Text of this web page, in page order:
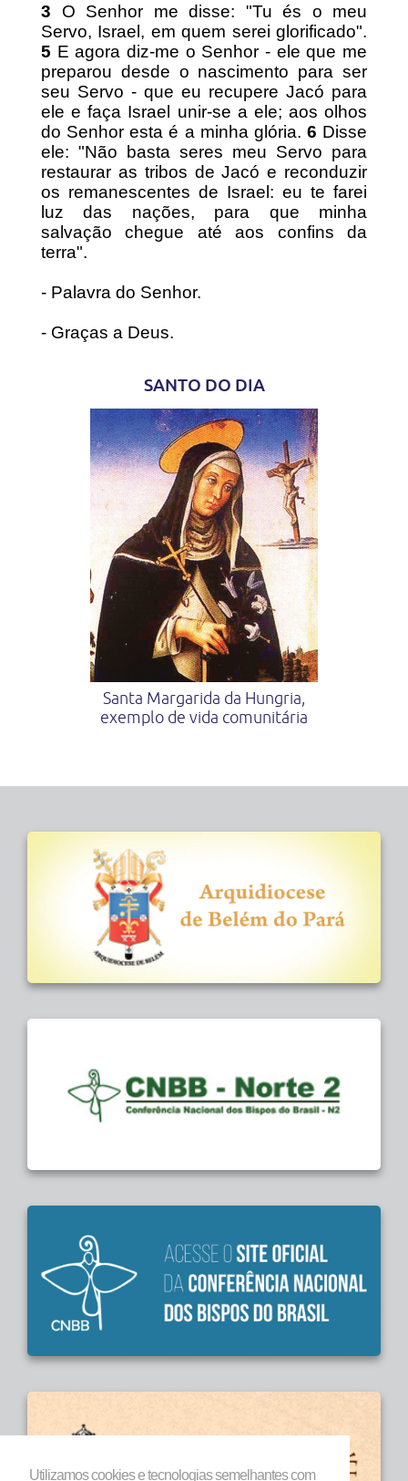
Utilizamos cookies e tecnologias semelhantes com
3 O Senhor me disse: "Tu és o meu
Servo, Israel, em quem serei glorificado".
5 E agora diz-me o Senhor - ele que me
preparou desde o nascimento para ser
seu Servo - que eu recupere Jacó para
ele e faça Israel unir-se a ele; aos olhos
do Senhor esta é a minha glória. 6 Disse
ele: "Não basta seres meu Servo para
restaurar as tribos de Jacó e reconduzir
os remanescentes de Israel: eu te farei
luz das nações, para que minha
salvação chegue até aos confins da
terra".
- Palavra do Senhor.
- Graças a Deus.
SANTO DO DIA
Santa Margarida da Hungria,
exemplo de vida comunitária